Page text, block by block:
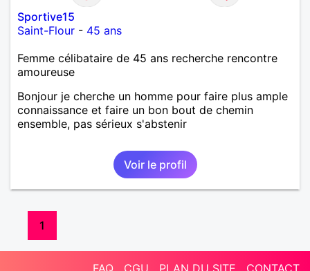
Sportive15
Saint-Flour - 45 ans
Femme célibataire de 45 ans recherche rencontre
amoureuse
Bonjour je cherche un homme pour faire plus ample
connaissance et faire un bon bout de chemin
ensemble, pas sérieux s'abstenir
Voir le profil
1
FAQ CGU PLAN DU SITE CONTACT